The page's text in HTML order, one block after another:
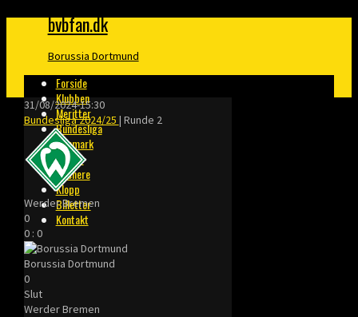
bvbfan.dk
Borussia Dortmund
Forside
Klubben
Meritter
Bundesliga
Danmark
Finaler
Trænere
Klopp
Billetter
Kontakt
31/08/2024-15:30
Bundesliga 2024/25 | Runde 2
Werder Bremen
0
0 : 0
Borussia Dortmund
0
Slut
Werder Bremen